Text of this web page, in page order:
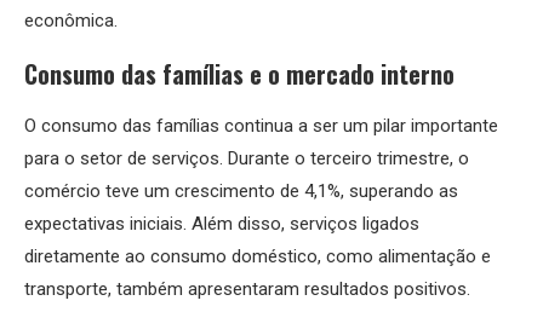
econômica.
Consumo das famílias e o mercado interno
O consumo das famílias continua a ser um pilar importante
para o setor de serviços. Durante o terceiro trimestre, o
comércio teve um crescimento de 4,1%, superando as
expectativas iniciais. Além disso, serviços ligados
diretamente ao consumo doméstico, como alimentação e
transporte, também apresentaram resultados positivos.